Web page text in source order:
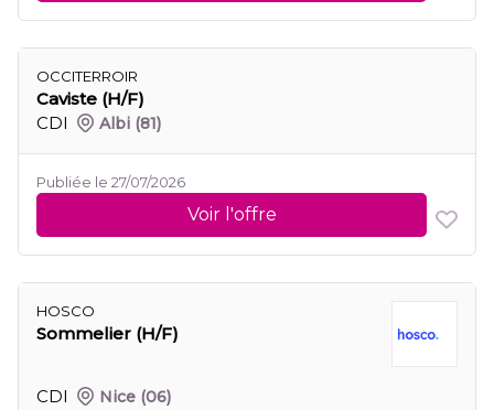
OCCITERROIR
Caviste (H/F)
CDI
Albi (81)
Publiée le 27/07/2026
Voir l'offre
HOSCO
Sommelier (H/F)
CDI Nice (06)